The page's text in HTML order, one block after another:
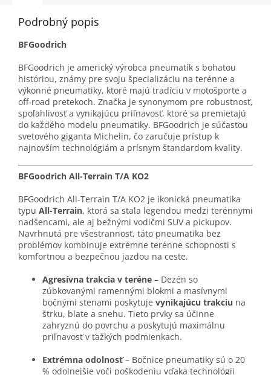
Podrobný popis
BFGoodrich
BFGoodrich je americký výrobca pneumatík s bohatou
históriou, známy pre svoju špecializáciu na terénne a
výkonné pneumatiky, ktoré majú tradíciu v motošporte a
off-road pretekoch. Značka je synonymom pre robustnosť,
spoľahlivosť a vynikajúcu priľnavosť, ktoré sa premietajú
do každého modelu pneumatiky. BFGoodrich je súčasťou
svetového giganta Michelin, čo zaručuje prístup k
najnovším technológiám a prísnym štandardom kvality.
BFGoodrich All-Terrain T/A KO2
BFGoodrich All-Terrain T/A KO2 je ikonická pneumatika
typu All-Terrain, ktorá sa stala legendou medzi terénnymi
nadšencami, ale aj bežnými vodičmi SUV a pickupov.
Navrhnutá pre všestrannosť, táto pneumatika bez
problémov kombinuje extrémne terénne schopnosti s
komfortnou a bezpečnou jazdou na ceste.
Agresívna trakcia v teréne – Dezén so
zúbkovanými ramennými blokmi a masívnymi
bočnými stenami poskytuje vynikajúcu trakciu na
štrku, blate a snehu. Tieto prvky sa účinne
zahryznú do povrchu a poskytujú maximálnu
priľnavosť v ťažkých podmienkach.
Extrémna odolnosť– Bočnice pneumatiky sú o 20
% odolnejšie voči poškodeniu vďaka technológii